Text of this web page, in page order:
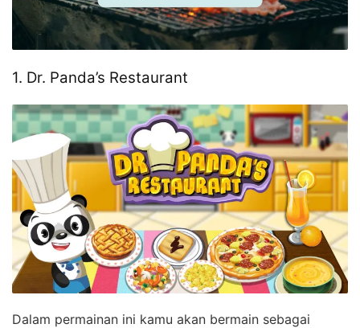
1. Dr. Panda’s Restaurant
Dalam permainan ini kamu akan bermain sebagai